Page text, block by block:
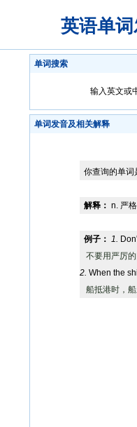
英语单
单词搜索
输入英文或
单词发音及相关解释
你查询的单词
解释： n. 严
例子： 1.
不要用严厉的
2. When the
船抵港时，